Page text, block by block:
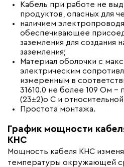
Кабель при работе не
продуктов, опасных для
наличием
обеспечивающее
заземления для создания
заземления;
Материал оболочки с
электрическим
измеренным в
31610.0 не более 109 Ом –
(23±2)о С и
Простота монтажа.
График мощности
КНС
Мощность кабеля КНС
температуры окружающей